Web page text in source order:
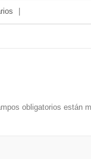
obligatorios están